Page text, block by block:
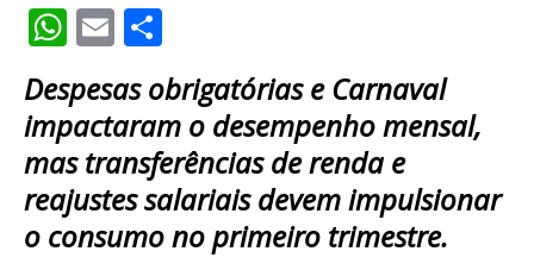
W
at
s
A
p
E
ai
l
h
ar
e
Despesas obrigatórias e Carnaval
impactaram o desempenho mensal,
mas transferências de renda e
reajustes salariais devem impulsionar
o consumo no primeiro trimestre.